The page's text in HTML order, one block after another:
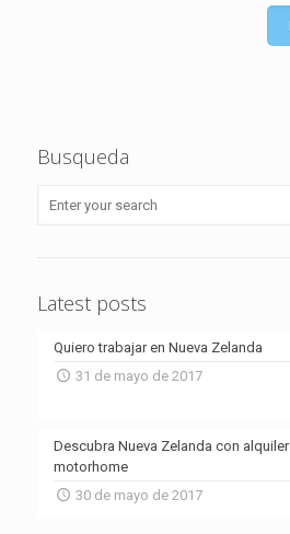
Busqueda
Latest posts
Quiero trabajar en Nueva Zelanda
31 de mayo de 2017
Descubra Nueva Zelanda con alquiler
motorhome
30 de mayo de 2017